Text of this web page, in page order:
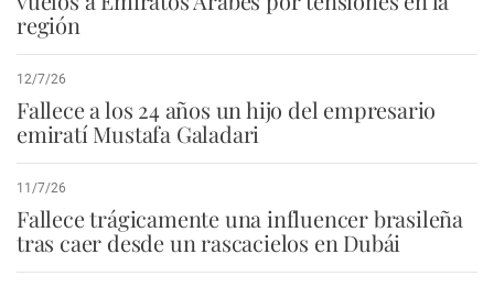
región
12/7/26
Fallece a los 24 años un hijo del empresario
emiratí Mustafa Galadari
11/7/26
Fallece trágicamente una influencer brasileña
tras caer desde un rascacielos en Dubái